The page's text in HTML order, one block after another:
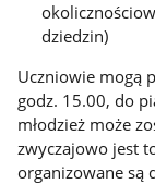
dziedzin)
Uczniowie mogą
godz. 15.00, do
młodzież może
zwyczajowo jest
organizowane są